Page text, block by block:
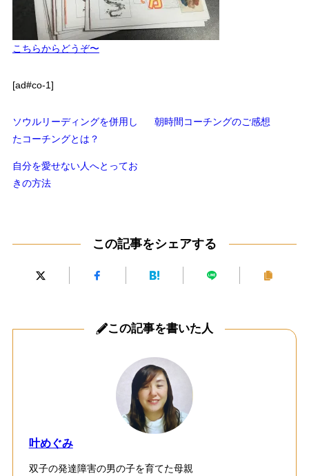
こちらからどうぞ〜
[ad#co-1]
ソウルリーディングを併用し
たコーチングとは？
朝時間コーチングのご感想
自分を愛せない人へとってお
きの方法
この記事をシェアする
この記事を書いた人
叶めぐみ
双子の発達障害の男の子を育てた母親